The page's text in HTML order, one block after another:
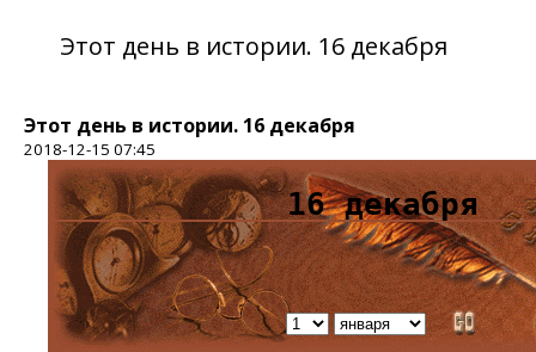
Этот день в истории. 16 декабря
Этот день в истории. 16 декабря
2018-12-15 07:45
16 декабря